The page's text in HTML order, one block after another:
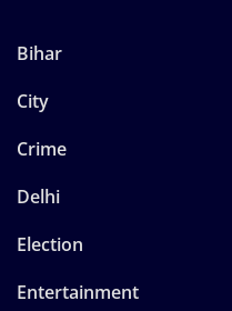
Bihar
City
Crime
Delhi
Election
Entertainment